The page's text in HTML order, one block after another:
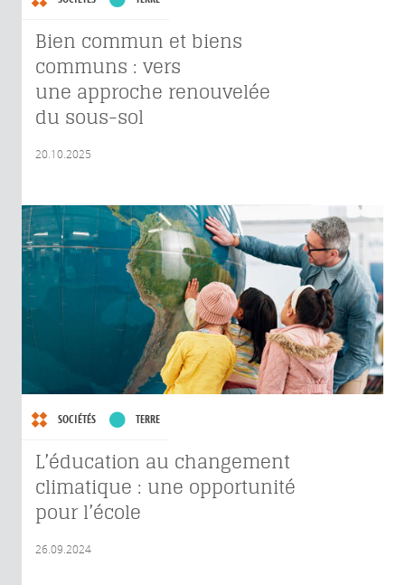
Bien commun et biens
communs : vers
une approche renouvelée
du sous-sol
20.10.2025
SOCIÉTÉS TERRE
L’éducation au changement
climatique : une opportunité
pour l’école
26.09.2024